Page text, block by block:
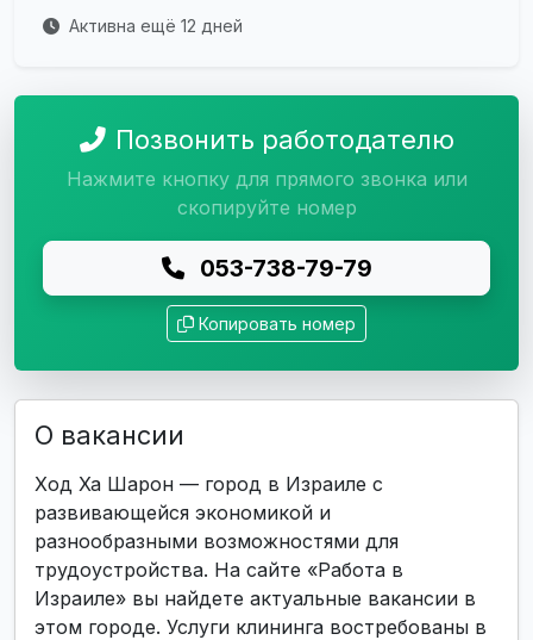
Активна ещё 12 дней
Позвонить работодателю
Нажмите кнопку для прямого звонка или
скопируйте номер
053-738-79-79
Копировать номер
О вакансии
Ход Ха Шарон — город в Израиле с
развивающейся экономикой и
разнообразными возможностями для
трудоустройства. На сайте «Работа в
Израиле» вы найдете актуальные вакансии в
этом городе. Услуги клининга востребованы в